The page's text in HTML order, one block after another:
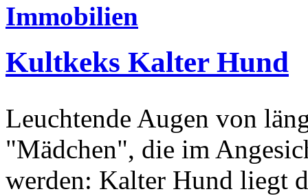
Immobilien
Kultkeks Kalter Hund
Leuchtende Augen von
"Mädchen", die im
werden: Kalter Hund liegt